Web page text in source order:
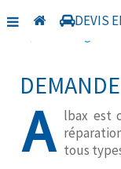
DEVIS
Accueil Nos
A lbax est
tous